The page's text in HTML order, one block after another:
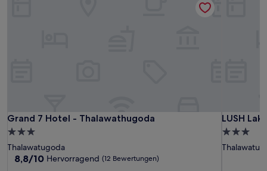
Grand 7 Hotel - Thalawathugoda
Grand 7 Hotel - Thalawathugoda
3.0-
Sterne-
Unterkunft
Thalawatugoda
8.8
8,8/10 Hervorragend (12 Bewertungen)
LUSH
LUSH
3.0-
Sterne-